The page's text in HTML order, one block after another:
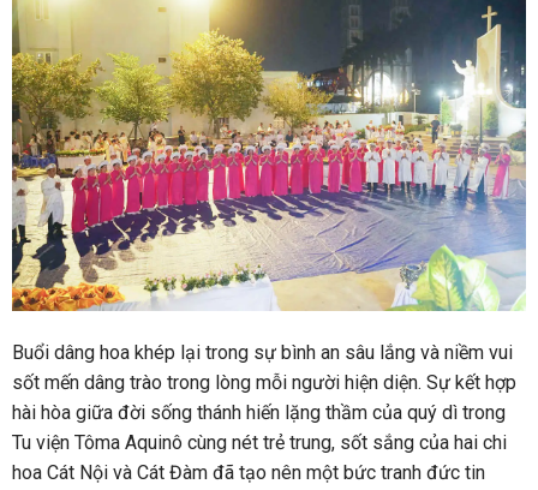
Buổi dâng hoa khép lại trong sự bình an sâu lắng và niềm vui
sốt mến dâng trào trong lòng mỗi người hiện diện. Sự kết hợp
hài hòa giữa đời sống thánh hiến lặng thầm của quý dì trong
Tu viện Tôma Aquinô cùng nét trẻ trung, sốt sắng của hai chi
hoa Cát Nội và Cát Đàm đã tạo nên một bức tranh đức tin